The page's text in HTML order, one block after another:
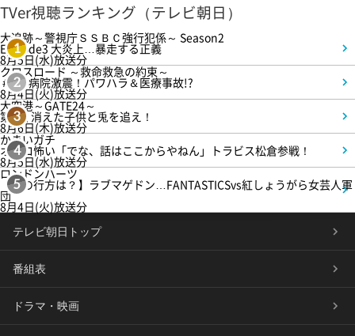
TVer視聴ランキング（テレビ朝日）
1
大追跡～警視庁ＳＳＢＣ強行犯係～ Season2
Episode3 大炎上…暴走する正義
8月5日(水)放送分
2
クロスロード ～救命救急の約束～
＃5 病院激震！パワハラ＆医療事故!?
8月4日(火)放送分
3
大空港～GATE24～
第3話 消えた子供と兎を追え！
8月6日(木)放送分
4
かまいガチ
オモロ怖い「でな、話はここからやねん」トラビス松倉参戦！
8月5日(水)放送分
5
ロンドンハーツ
【恋の行方は？】ラブマゲドン…FANTASTICSvs紅しょうがら女芸人軍
団
8月4日(火)放送分
テレビ朝日トップ
番組表
ドラマ・映画